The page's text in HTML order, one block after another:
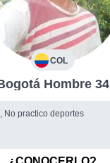
COL
Bogotá Hombre 34
No practico deportes